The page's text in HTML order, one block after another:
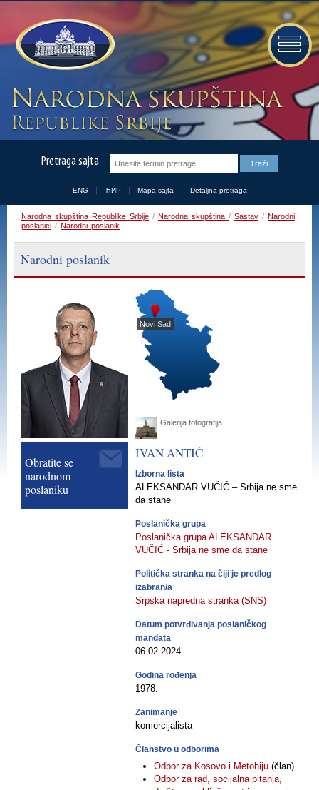
Pretraga sajta
ENG ЋИР Mapa sajta Detaljna pretraga
Narodna skupština Republike Srbije / Narodna skupština / Sastav / Narodni
poslanici / Narodni poslanik
Narodni poslanik
Obratite se
narodnom
poslaniku
Novi Sad
Galerija fotografija
IVANANTIĆ
Izborna lista
ALEKSANDAR VUČIĆ – Srbija ne sme
da stane
Poslanička grupa
Poslanička grupa ALEKSANDAR
VUČIĆ - Srbija ne sme da stane
Politička stranka na čiji je predlog
izabran/a
Srpska napredna stranka (SNS)
Datum potvrđivanja poslaničkog
mandata
06.02.2024.
Godina rođenja
1978.
Zanimanje
komercijalista
Članstvo u odborima
Odbor za Kosovo i Metohiju (član)
Odbor za rad, socijalna pitanja,